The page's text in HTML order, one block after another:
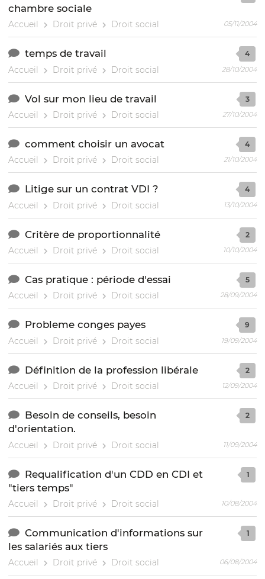
chambre sociale
Accueil Droit privé Droit social 05/11/2004
temps de travail
Accueil Droit privé Droit social
4
28/10/2004
Vol sur mon lieu de travail
Accueil Droit privé Droit social
3
27/10/2004
comment choisir un avocat
Accueil Droit privé Droit social
4
21/10/2004
Litige sur un contrat VDI ?
Accueil Droit privé Droit social
4
13/10/2004
Critère de proportionnalité
Accueil Droit privé Droit social
2
10/10/2004
Cas pratique : période d'essai
Accueil Droit privé Droit social
5
28/09/2004
Probleme conges payes
Accueil Droit privé Droit social
9
19/09/2004
Définition de la profession libérale
Accueil Droit privé Droit social
2
12/09/2004
Besoin de conseils, besoin
d'orientation.
Accueil Droit privé Droit social
2
11/09/2004
Requalification d'un CDD en CDI et
"tiers temps"
Accueil Droit privé Droit social
1
10/08/2004
Communication d'informations sur
les salariés aux tiers
Accueil Droit privé Droit social
1
06/08/2004